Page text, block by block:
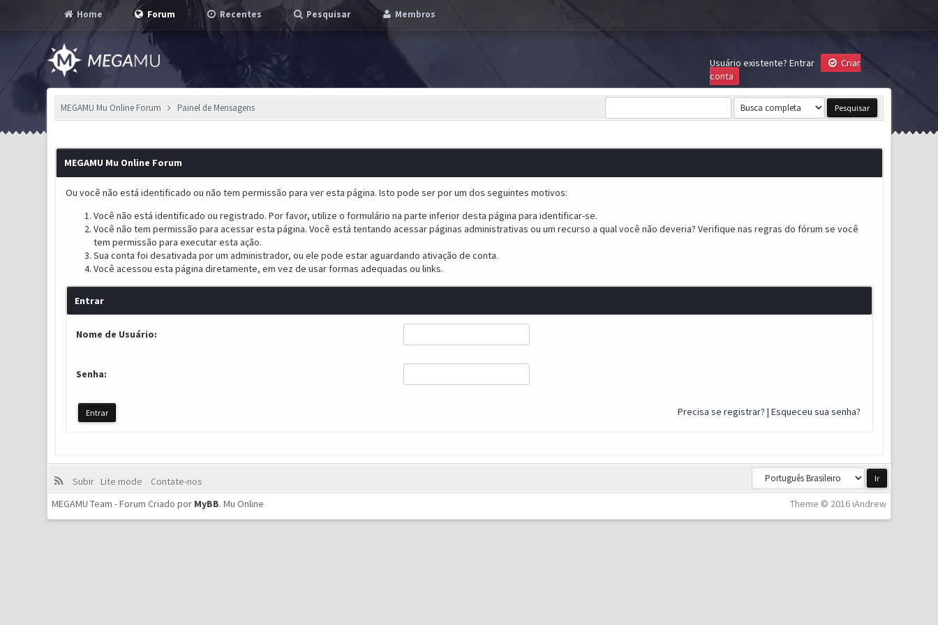
Home Forum Recentes Pesquisar Membros
Usuário existente? Entrar
Criar
conta
MEGAMU Mu Online Forum Painel de Mensagens
MEGAMU Mu Online Forum
Ou você não está identificado ou não tem permissão para ver esta página. Isto pode ser por um dos seguintes motivos:
Você não está identificado ou registrado. Por favor, utilize o formulário na parte inferior desta página para identificar-se.
Você não tem permissão para acessar esta página. Você está tentando acessar páginas administrativas ou um recurso a qual você não deveria? Verifique nas regras do fórum se você
tem permissão para executar esta ação.
Sua conta foi desativada por um administrador, ou ele pode estar aguardando ativação de conta.
Você acessou esta página diretamente, em vez de usar formas adequadas ou links.
Entrar
Nome de Usuário:
Senha:
Precisa se registrar? | Esqueceu sua senha?
Subir Lite mode
Contate-nos
Theme © 2016 iAndrew
MEGAMU Team - Forum Criado por MyBB.Mu Online